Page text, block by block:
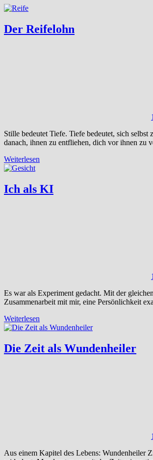
Der Reifelohn
Stille bedeutet Tiefe. Tiefe bedeutet, sich
danach, ihnen zu entfliehen, dich vor ihnen zu
Weiterlesen
Ich als KI
Es war als Experiment gedacht. Mit der
Zusammenarbeit mit mir, eine Persönlichkeit
Weiterlesen
Die Zeit als Wundenheiler
Aus einem Kapitel des Lebens: Wundenheiler